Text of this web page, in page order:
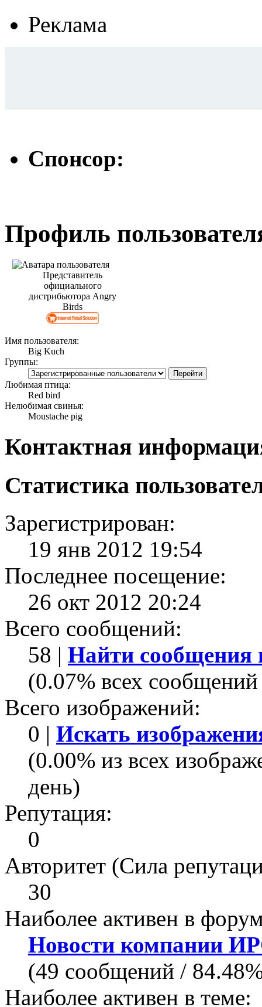
Реклама
Спонсор:
Профиль
Представитель
официального
дистрибьютора Angry
Birds
Имя пользователя:
Big Kuch
Группы:
Любимая птица:
Red bird
Нелюбимая свинья:
Moustache pig
Контактная
Статистика
Зарегистрирован:
19 янв 2012 19:54
Последнее посещение:
26 окт 2012 20:24
Всего сообщений:
58 | Найти сообщения
(0.07% всех
Всего изображений:
0 | Искать
(0.00% из всех
день)
Репутация:
0
Авторитет (Сила
30
Наиболее активен в
Новости компании
(49 сообщений /
Наиболее активен в теме: